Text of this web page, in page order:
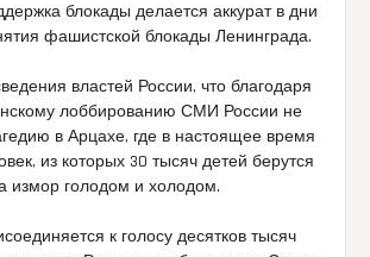
блокады делается аккурат в дни
фашистской блокады Ленинграда.
властей России, что благодаря
лоббированию СМИ России не
в Арцахе, где в настоящее время
из которых 30 тысяч детей берутся
измор голодом и холодом.
к голосу десятков тысяч